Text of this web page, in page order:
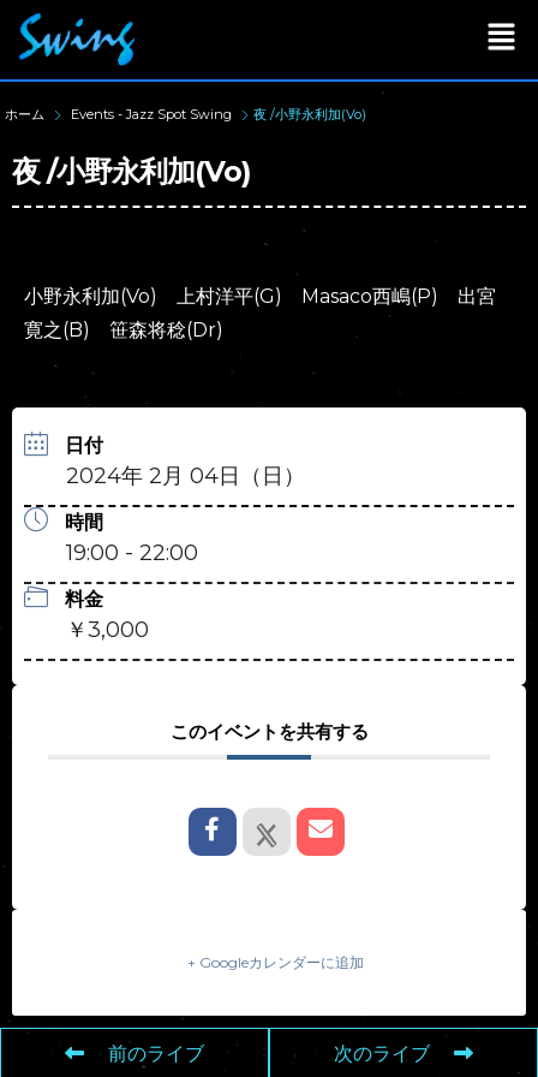
ホーム Events - Jazz Spot Swing 夜 /小野永利加(Vo)
夜 /小野永利加(Vo)
小野永利加(Vo) 上村洋平(G) Masaco西嶋(P) 出宮
寛之(B) 笹森将稔(Dr)
日付
2024年 2月 04日（日）
時間
19:00 - 22:00
料金
￥3,000
このイベントを共有する
+ Googleカレンダーに追加
前のライブ 次のライブ